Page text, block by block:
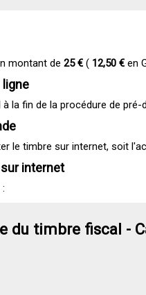
montant de25 € ( 12,50 € en
ligne
la fin de la procédure de pré-
le timbre sur internet, soit
internet
du timbre fiscal -